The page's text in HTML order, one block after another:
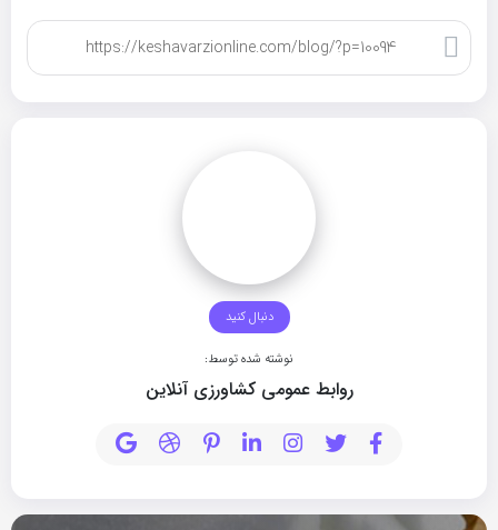
دنبال کنید
نوشته شده توسط:
روابط عمومی کشاورزی آنلاین